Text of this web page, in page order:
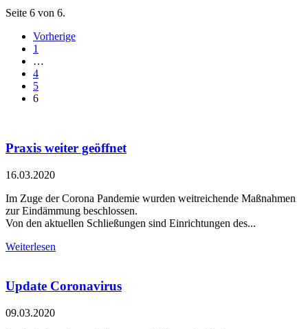
Seite 6 von 6.
Vorherige
1
…
4
5
6
Praxis weiter geöffnet
16.03.2020
Im Zuge der Corona Pandemie wurden weitreichende Maßnahmen
zur Eindämmung beschlossen.
Von den aktuellen Schließungen sind Einrichtungen des...
Weiterlesen
Update Coronavirus
09.03.2020